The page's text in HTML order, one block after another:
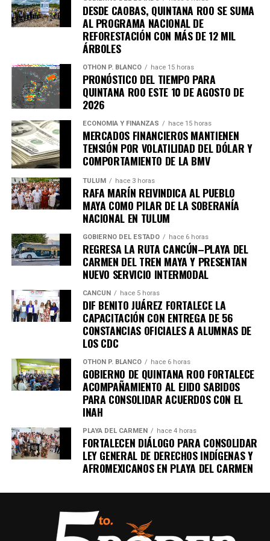
Recibe las noticias al instante
Únete al canal oficial de WhatsApp de
Quinto Poder
importantes de Quintana Roo directamente
en tu teléfono.
Unirme al canal de WhatsApp
DESDE CAOBAS, QUINTANA ROO SE SUMA
AL PROGRAMA NACIONAL DE
REFORESTACIÓN CON MÁS DE 12 MIL
ÁRBOLES
OTHON P. BLANCO hace 15 horas
PRONÓSTICO DEL TIEMPO PARA
QUINTANA ROO ESTE 10 DE AGOSTO DE
2026
ECONOMÍA Y FINANZAS hace 15 horas
MERCADOS FINANCIEROS MANTIENEN
TENSIÓN POR VOLATILIDAD DEL DÓLAR Y
COMPORTAMIENTO DE LA BMV
TULUM hace 3 horas
RAFA MARÍN REIVINDICA AL PUEBLO
MAYA COMO PILAR DE LA SOBERANÍA
NACIONAL EN TULUM
GOBIERNO DEL ESTADO hace 6 horas
REGRESA LA RUTA CANCÚN–PLAYA DEL
CARMEN DEL TREN MAYA Y PRESENTAN
NUEVO SERVICIO INTERMODAL
CANCÚN hace 5 horas
DIF BENITO JUÁREZ FORTALECE LA
CAPACITACIÓN CON ENTREGA DE 56
CONSTANCIAS OFICIALES A ALUMNAS DE
LOS CDC
OTHON P. BLANCO hace 6 horas
GOBIERNO DE QUINTANA ROO FORTALECE
ACOMPAÑAMIENTO AL EJIDO SABIDOS
PARA CONSOLIDAR ACUERDOS CON EL
INAH
PLAYA DEL CARMEN hace 4 horas
FORTALECEN DIÁLOGO PARA CONSOLIDAR
LEY GENERAL DE DERECHOS INDÍGENAS Y
AFROMEXICANOS EN PLAYA DEL CARMEN